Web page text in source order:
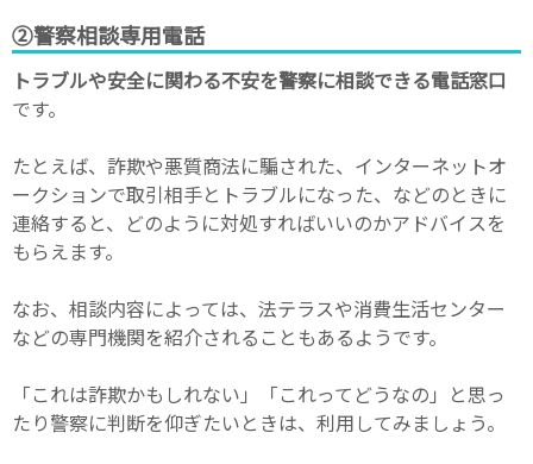
②警察相談専用電話
トラブルや安全に関わる不安を警察に相談できる電話窓口
です。
たとえば、詐欺や悪質商法に騙された、インターネットオ
ークションで取引相手とトラブルになった、などのときに
連絡すると、どのように対処すればいいのかアドバイスを
もらえます。
なお、相談内容によっては、法テラスや消費生活センター
などの専門機関を紹介されることもあるようです。
「これは詐欺かもしれない」「これってどうなの」と思っ
たり警察に判断を仰ぎたいときは、利用してみましょう。